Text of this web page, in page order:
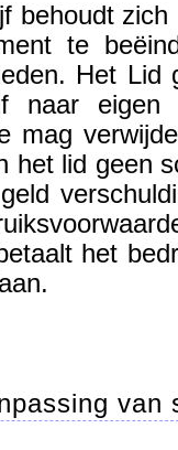
behoudt
te
Het Lid
naar eigen
mag
het lid geen
het
van